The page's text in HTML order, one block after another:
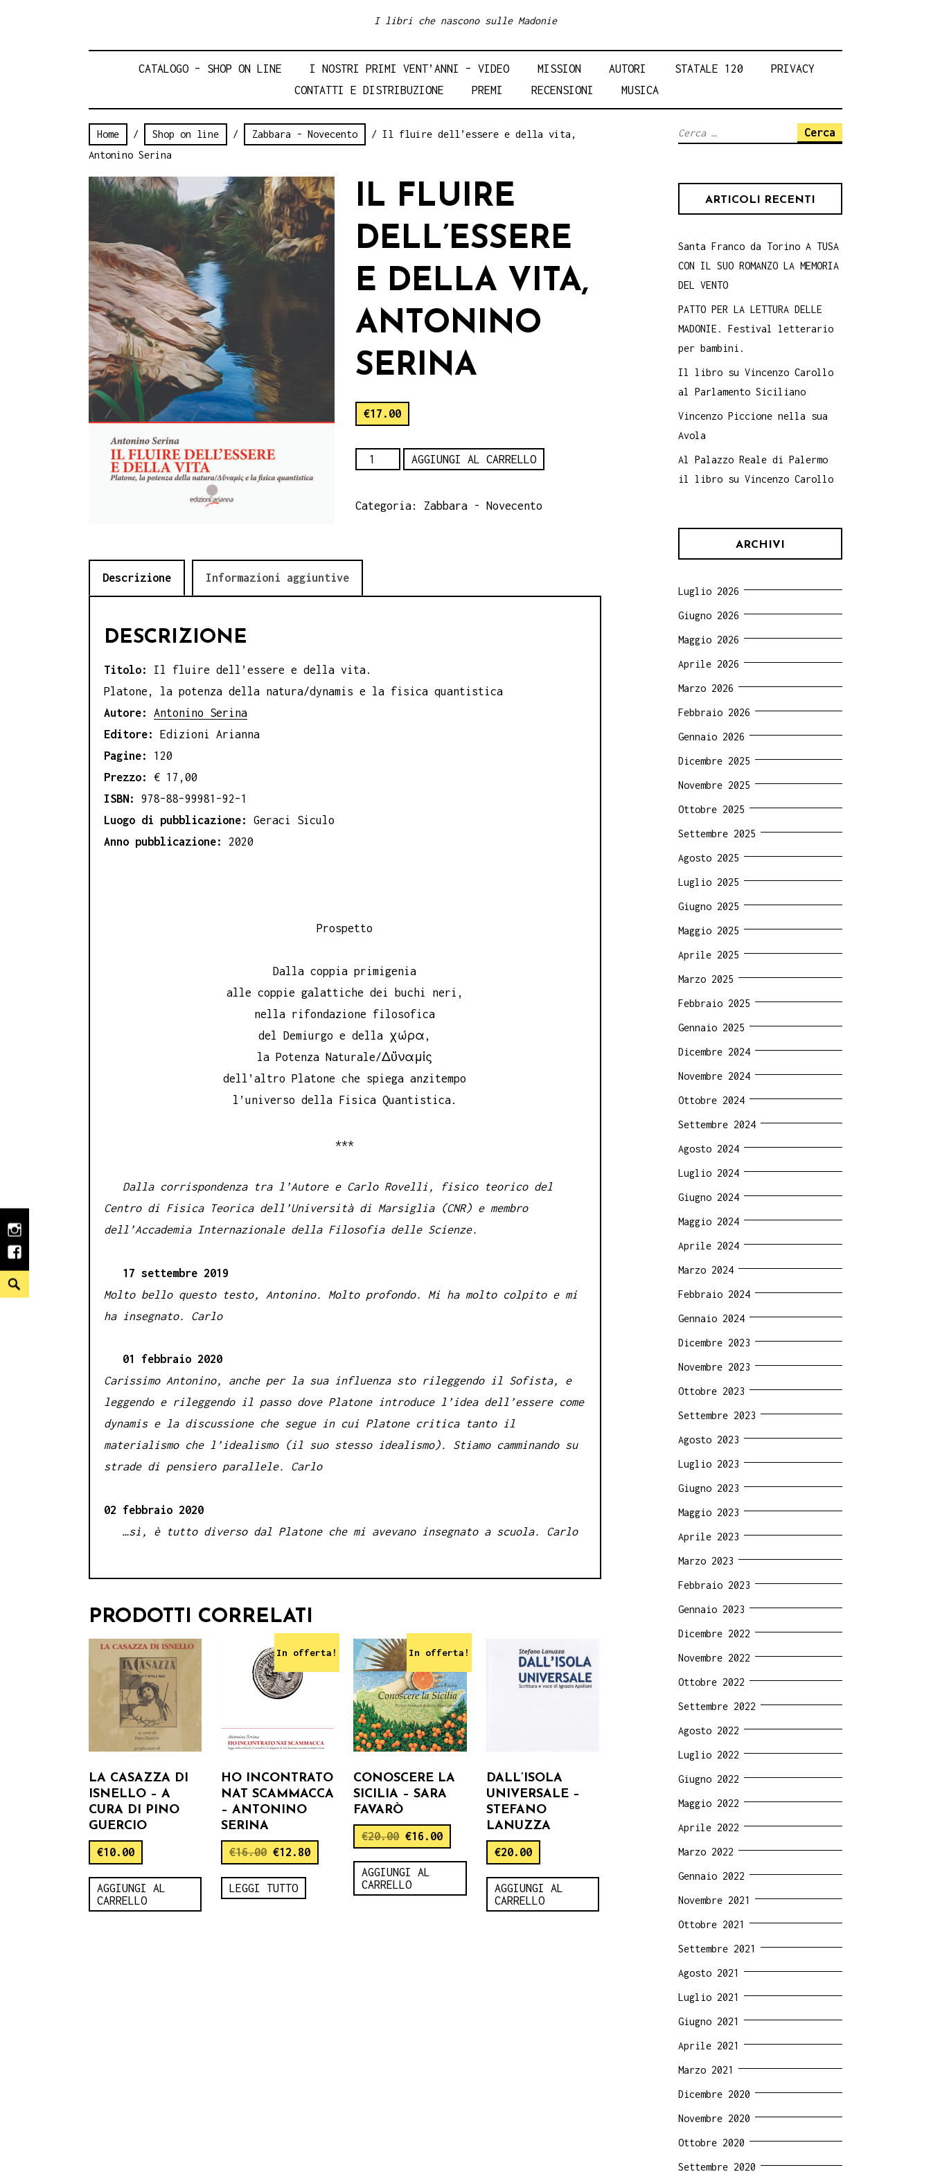
I libri che nascono sulle Madonie
CATALOGO – SHOP ON LINE I NOSTRI PRIMI VENT’ANNI – VIDEO MISSION AUTORI STATALE 120
PRIVACY
CONTATTI E DISTRIBUZIONE
PREMI RECENSIONI MUSICA
instagram
facebook
Search
Home / Shop on line / Zabbara - Novecento
/ Il fluire dell’essere e della vita,
Antonino Serina
IL FLUIRE
DELL’ESSERE
E DELLA VITA,
ANTONINO
SERINA
€17.00
dell'essere
vita,
AGGIUNGI AL CARRELLO
Categoria: Zabbara - Novecento
Descrizione Informazioni aggiuntive
DESCRIZIONE
Titolo: Il fluire dell’essere e della vita.
Platone, la potenza della natura/dynamis e la fisica quantistica
Autore: Antonino Serina
Editore: Edizioni Arianna
Pagine:
120
Prezzo: € 17,00
ISBN: 978–88–99981–92–1
Luogo di pubblicazione: Geraci Siculo
Anno pubblicazione: 2020
Prospetto
Dalla coppia primigenia
alle coppie galattiche dei buchi neri,
nella rifondazione filosofica
del Demiurgo e della χώρα,
la Potenza Naturale/Δὔναμἰς
dell’altro Platone che spiega anzitempo
l’universo della Fisica Quantistica.
***
Dalla corrispondenza tra l’Autore e Carlo Rovelli, fisico teorico del
Centro di Fisica Teorica dell’Università di Marsiglia (CNR) e membro
dell’Accademia Internazionale della Filosofia delle Scienze.
17 settembre 2019
Molto bello questo testo, Antonino. Molto profondo. Mi ha molto colpito e mi
ha insegnato. Carlo
01 febbraio 2020
Carissimo Antonino, anche per la sua influenza sto rileggendo il Sofista, e
leggendo e rileggendo il passo dove Platone introduce l’idea dell’essere come
dynamis e la discussione che segue in cui Platone critica tanto il
materialismo che l’idealismo (il suo stesso idealismo). Stiamo camminando su
strade di pensiero parallele. Carlo
02 febbraio 2020
…sì, è tutto diverso dal Platone che mi avevano insegnato a scuola. Carlo
PRODOTTI CORRELATI
LA CASAZZA DI
ISNELLO – A
CURA DI PINO
GUERCIO
€10.00
AGGIUNGI AL
CARRELLO
In offerta!
HO INCONTRATO
NAT SCAMMACCA
– ANTONINO
SERINA
€16.00 €12.80
LEGGI TUTTO
In offerta!
CONOSCERE LA
SICILIA – SARA
FAVARÒ
€20.00 €16.00
AGGIUNGI AL
CARRELLO
DALL’ISOLA
UNIVERSALE –
STEFANO
LANUZZA
€20.00
AGGIUNGI AL
CARRELLO
Ricerca
ARTICOLI RECENTI
Santa Franco da Torino A TUSA
CON IL SUO ROMANZO LA MEMORIA
DEL VENTO
PATTO PER LA LETTURA DELLE
MADONIE. Festival letterario
per bambini.
Il libro su Vincenzo Carollo
al Parlamento Siciliano
Vincenzo Piccione nella sua
Avola
Al Palazzo Reale di Palermo
il libro su Vincenzo Carollo
ARCHIVI
Luglio 2026
Giugno 2026
Maggio 2026
Aprile 2026
Marzo 2026
Febbraio 2026
Gennaio 2026
Dicembre 2025
Novembre 2025
Ottobre 2025
Settembre 2025
Agosto 2025
Luglio 2025
Giugno 2025
Maggio 2025
Aprile 2025
Marzo 2025
Febbraio 2025
Gennaio 2025
Dicembre 2024
Novembre 2024
Ottobre 2024
Settembre 2024
Agosto 2024
Luglio 2024
Giugno 2024
Maggio 2024
Aprile 2024
Marzo 2024
Febbraio 2024
Gennaio 2024
Dicembre 2023
Novembre 2023
Ottobre 2023
Settembre 2023
Agosto 2023
Luglio 2023
Giugno 2023
Maggio 2023
Aprile 2023
Marzo 2023
Febbraio 2023
Gennaio 2023
Dicembre 2022
Novembre 2022
Ottobre 2022
Settembre 2022
Agosto 2022
Luglio 2022
Giugno 2022
Maggio 2022
Aprile 2022
Marzo 2022
Gennaio 2022
Novembre 2021
Ottobre 2021
Settembre 2021
Agosto 2021
Luglio 2021
Giugno 2021
Aprile 2021
Marzo 2021
Dicembre 2020
Novembre 2020
Ottobre 2020
Settembre 2020